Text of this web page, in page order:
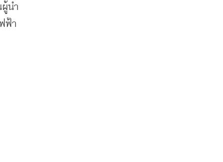
นำ
ฟ้า